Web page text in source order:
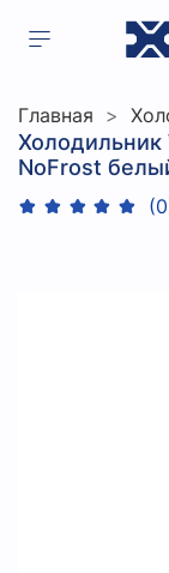
Главная
Холодильник
NoFrost